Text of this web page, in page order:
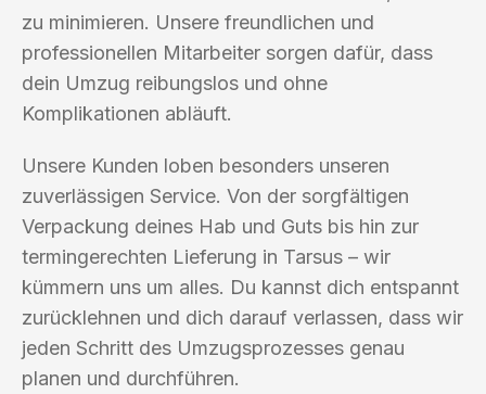
zu minimieren. Unsere freundlichen und
professionellen Mitarbeiter sorgen dafür, dass
dein Umzug reibungslos und ohne
Komplikationen abläuft.
Unsere Kunden loben besonders unseren
zuverlässigen Service. Von der sorgfältigen
Verpackung deines Hab und Guts bis hin zur
termingerechten Lieferung in Tarsus – wir
kümmern uns um alles. Du kannst dich entspannt
zurücklehnen und dich darauf verlassen, dass wir
jeden Schritt des Umzugsprozesses genau
planen und durchführen.